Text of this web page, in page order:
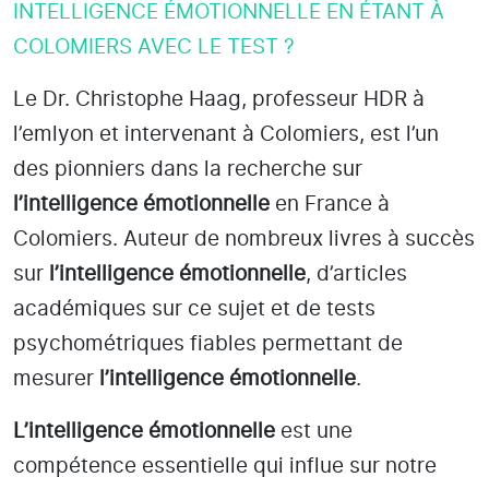
INTELLIGENCE ÉMOTIONNELLE EN ÉTANT À
COLOMIERS AVEC LE TEST ?
Le Dr. Christophe Haag, professeur HDR à
l’emlyon et intervenant à Colomiers, est l’un
des pionniers dans la recherche sur
l’intelligence émotionnelle en France à
Colomiers. Auteur de nombreux livres à succès
sur l’intelligence émotionnelle, d’articles
académiques sur ce sujet et de tests
psychométriques fiables permettant de
mesurer l’intelligence émotionnelle.
L’intelligence émotionnelle est une
compétence essentielle qui influe sur notre